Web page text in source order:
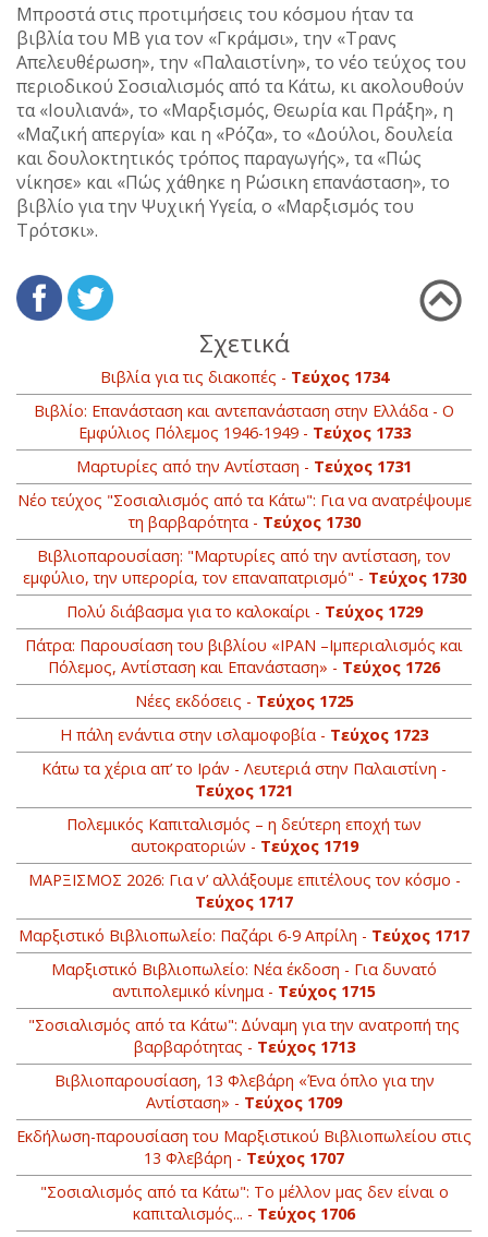
Μπροστά στις προτιμήσεις του κόσμου ήταν τα
βιβλία του ΜΒ για τον «Γκράμσι», την «Τρανς
Απελευθέρωση», την «Παλαιστίνη», το νέο τεύχος του
περιοδικού Σοσιαλισμός από τα Κάτω, κι ακολουθούν
τα «Ιουλιανά», το «Μαρξισμός, Θεωρία και Πράξη», η
«Μαζική απεργία» και η «Ρόζα», το «Δούλοι, δουλεία
και δουλοκτητικός τρόπος παραγωγής», τα «Πώς
νίκησε» και «Πώς χάθηκε η Ρώσικη επανάσταση», το
βιβλίο για την Ψυχική Υγεία, ο «Μαρξισμός του
Τρότσκι».
Σχετικά
Βιβλία για τις διακοπές - Τεύχος 1734
Βιβλίο: Επανάσταση και αντεπανάσταση στην Ελλάδα - Ο
Εμφύλιος Πόλεμος 1946-1949 - Τεύχος 1733
Μαρτυρίες από την Αντίσταση - Τεύχος 1731
Νέο τεύχος "Σοσιαλισμός από τα Κάτω": Για να ανατρέψουμε
τη βαρβαρότητα - Τεύχος 1730
Βιβλιοπαρουσίαση: "Μαρτυρίες από την αντίσταση, τον
εμφύλιο, την υπερορία, τον επαναπατρισμό" - Τεύχος 1730
Πολύ διάβασμα για το καλοκαίρι - Τεύχος 1729
Πάτρα: Παρουσίαση του βιβλίου «ΙΡΑΝ –Ιμπεριαλισμός και
Πόλεμος, Αντίσταση και Επανάσταση» - Τεύχος 1726
Νέες εκδόσεις - Τεύχος 1725
Η πάλη ενάντια στην ισλαμοφοβία - Τεύχος 1723
Κάτω τα χέρια απ’ το Ιράν - Λευτεριά στην Παλαιστίνη -
Τεύχος 1721
Πολεμικός Καπιταλισμός – η δεύτερη εποχή των
αυτοκρατοριών - Τεύχος 1719
ΜΑΡΞΙΣΜΟΣ 2026: Για ν’ αλλάξουμε επιτέλους τον κόσμο -
Τεύχος 1717
Μαρξιστικό Βιβλιοπωλείο: Παζάρι 6-9 Απρίλη - Τεύχος 1717
Μαρξιστικό Βιβλιοπωλείο: Νέα έκδοση - Για δυνατό
αντιπολεμικό κίνημα - Τεύχος 1715
"Σοσιαλισμός από τα Κάτω": Δύναμη για την ανατροπή της
βαρβαρότητας - Τεύχος 1713
Βιβλιοπαρουσίαση, 13 Φλεβάρη «Ένα όπλο για την
Αντίσταση» - Τεύχος 1709
Εκδήλωση-παρουσίαση του Μαρξιστικού Βιβλιοπωλείου στις
13 Φλεβάρη - Τεύχος 1707
"Σοσιαλισμός από τα Κάτω": Το μέλλον μας δεν είναι ο
καπιταλισμός... - Τεύχος 1706